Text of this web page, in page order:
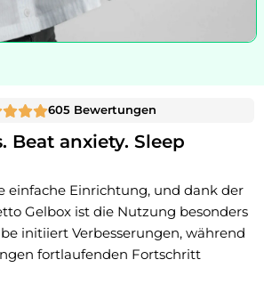
605 Bewertungen
Beat anxiety. Sleep
einfache Einrichtung, und dank der
Gelbox ist die Nutzung besonders
initiiert Verbesserungen, während
fortlaufenden Fortschritt